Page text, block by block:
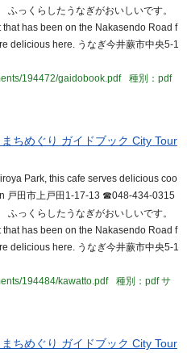
ふっくらしたうなぎがおいしいです。
has been on the Nakasendo Road f
delicious here. うなぎ今井蕨市中央5-1
194472/gaidobook.pdf
種別：pdf
ちめぐり ガイドブック City Tour
Park, this cafe serves delicious coo
戸田市上戸田1-17-13 ☎048-434-0315
ふっくらしたうなぎがおいしいです。
has been on the Nakasendo Road f
delicious here. うなぎ今井蕨市中央5-1
194484/kawatto.pdf
種別：pdfサ
ちめぐり ガイドブック City Tour